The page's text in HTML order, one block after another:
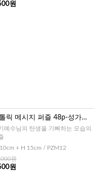
원
릭 메시지 퍼즐 48p-성가정
태리)
예수님의 탄생을 기뻐하는 모습의
+ H 15cm / PZM12
원
원